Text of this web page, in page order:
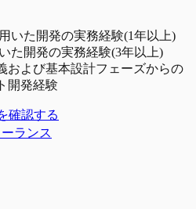
いた開発の実務経験(1年以上)
た開発の実務経験(3年以上)
および基本設計フェーズからの
開発経験
確認する
ランス